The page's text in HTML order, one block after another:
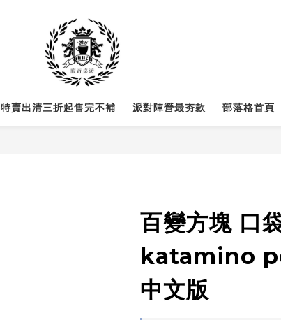
特賣出清三折起售完不補 派對陣營最夯款 部落格首頁
百變方塊 口
katamino
中文版